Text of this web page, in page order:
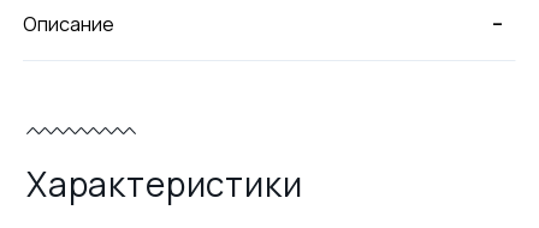
-
Описание
Характеристики